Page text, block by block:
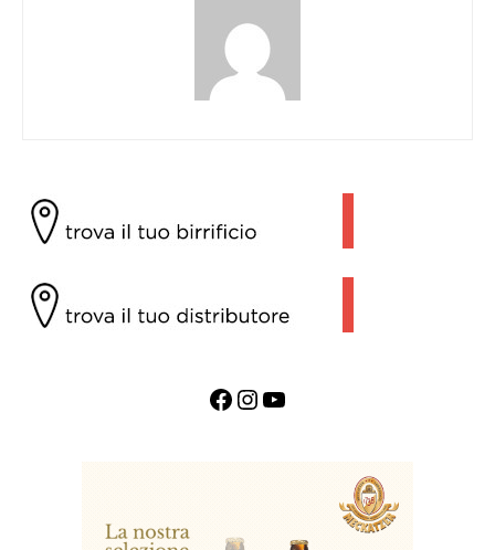
Facebook InstagramYouTube